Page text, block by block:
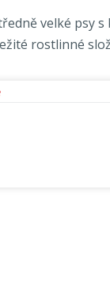
velké psy
rostlinné